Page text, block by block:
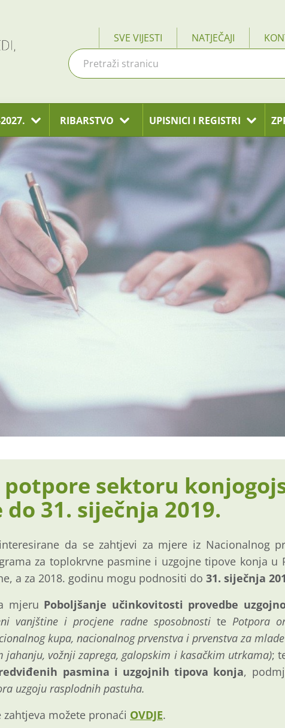
SVE VIJESTI NATJEČAJI
RIBARSTVO UPISNICI I REGISTRI
sektoru
do 31. siječnja 2019.
da se zahtjevi za mjere iz Nacionalnog
za toplokrvne pasmine i uzgojne tipove konja u
a za 2018. godinu mogu podnositi do 31. siječnja
mjeru Poboljšanje učinkovitosti provedbe
vanjštine i procjene radne sposobnostite Potpora
kupa, nacionalnog prvenstva i prvenstva za
jahanju, vožnji zaprega, galopskim i kasačkim utrkama);
pasmina i uzgojnih tipova konja,
uzgoju rasplodnih pastuha.
možete pronaći OVDJE.